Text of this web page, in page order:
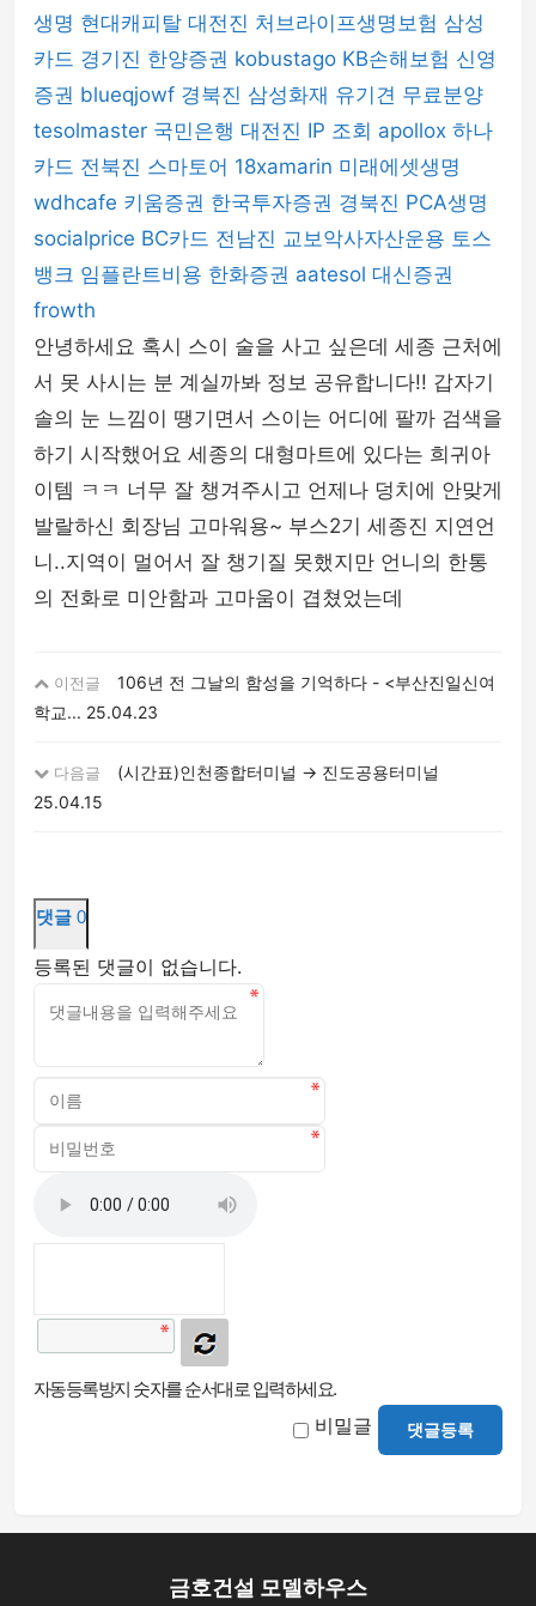
생명 현대캐피탈 대전진 처브라이프생명보험 삼성
카드 경기진 한양증권 kobustago KB손해보험 신영
증권 blueqjowf 경북진 삼성화재 유기견 무료분양
tesolmaster 국민은행 대전진 IP 조회 apollox 하나
카드 전북진 스마토어 18xamarin 미래에셋생명
wdhcafe 키움증권 한국투자증권 경북진 PCA생명
socialprice BC카드 전남진 교보악사자산운용 토스
뱅크 임플란트비용 한화증권 aatesol 대신증권
frowth
안녕하세요 혹시 스이 술을 사고 싶은데 세종 근처에
서 못 사시는 분 계실까봐 정보 공유합니다!! 갑자기
솔의 눈 느낌이 땡기면서 스이는 어디에 팔까 검색을
하기 시작했어요 세종의 대형마트에 있다는 희귀아
이템 ㅋㅋ 너무 잘 챙겨주시고 언제나 덩치에 안맞게
발랄하신 회장님 고마워용~ 부스2기 세종진 지연언
니..지역이 멀어서 잘 챙기질 못했지만 언니의 한통
의 전화로 미안함과 고마움이 겹쳤었는데
이전글
106년 전 그날의 함성을 기억하다 - <부산진일신여
학교... 25.04.23
다음글
(시간표)인천종합터미널 → 진도공용터미널
25.04.15
댓글 0
등록된 댓글이 없습니다.
자동등록방지 숫자를 순서대로 입력하세요.
비밀글 댓글등록
금호건설 모델하우스